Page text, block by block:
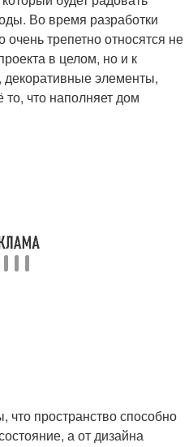
Во время разработки
трепетно относятся не
в целом, но и к
элементы,
что наполняет дом
пространство способно
а от дизайна